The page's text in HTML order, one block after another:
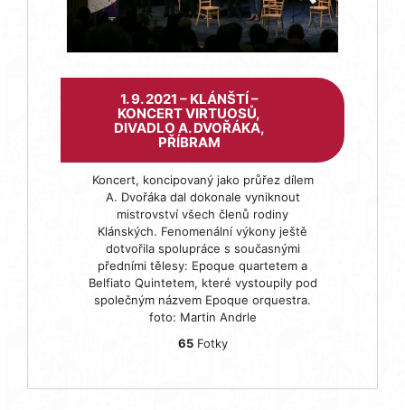
1. 9. 2021 – KLÁNŠTÍ –
KONCERT VIRTUOSŮ,
DIVADLO A. DVOŘÁKA,
PŘÍBRAM
Koncert, koncipovaný jako průřez dílem
A. Dvořáka dal dokonale vyniknout
mistrovství všech členů rodiny
Klánských. Fenomenální výkony ještě
dotvořila spolupráce s současnými
předními tělesy: Epoque quartetem a
Belfiato Quintetem, které vystoupily pod
společným názvem Epoque orquestra.
foto: Martin Andrle
65Fotky